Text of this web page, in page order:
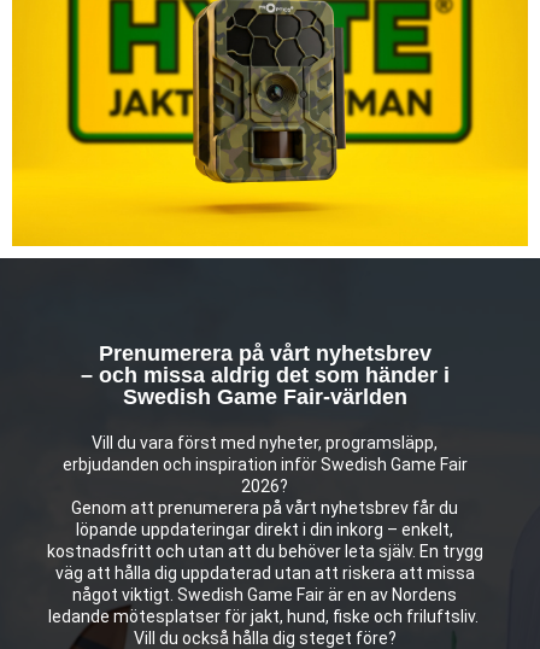
Prenumerera på vårt nyhetsbrev
– och missa aldrig det som händer i
Swedish Game Fair-världen
Vill du vara först med nyheter, programsläpp,
erbjudanden och inspiration inför Swedish Game Fair
2026?
Genom att prenumerera på vårt nyhetsbrev får du
löpande uppdateringar direkt i din inkorg – enkelt,
kostnadsfritt och utan att du behöver leta själv. En trygg
väg att hålla dig uppdaterad utan att riskera att missa
något viktigt. Swedish Game Fair är en av Nordens
ledande mötesplatser för jakt, hund, fiske och friluftsliv.
Vill du också hålla dig steget före?